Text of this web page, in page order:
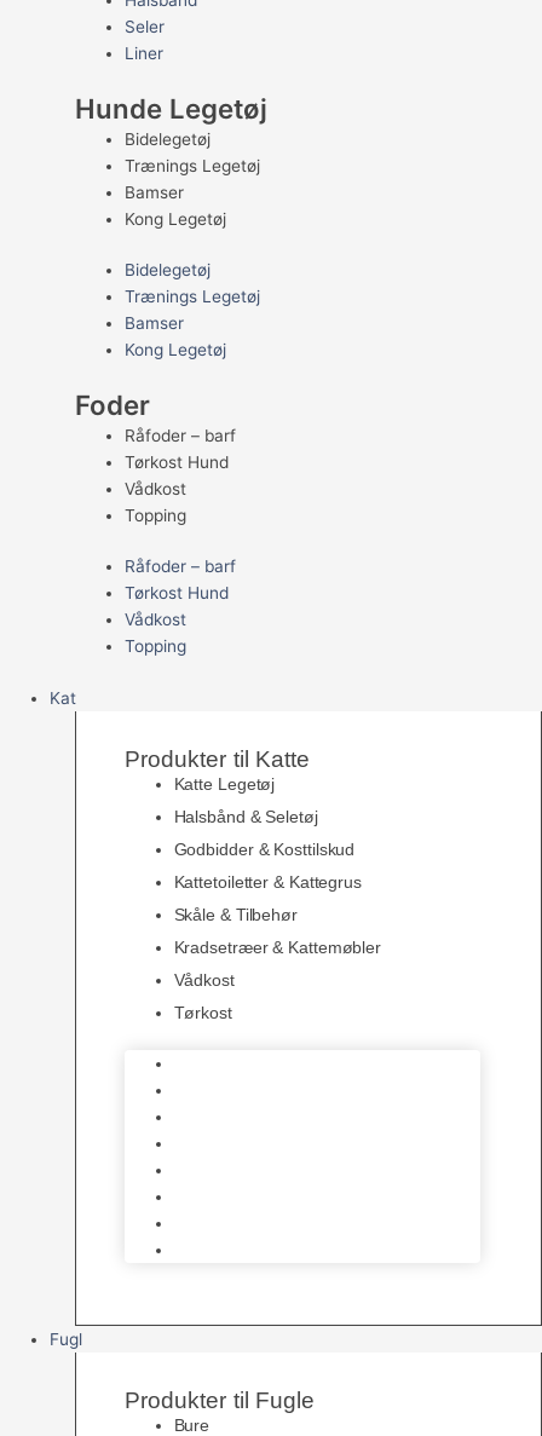
Seler
Liner
Hunde Legetøj
Bidelegetøj
Trænings Legetøj
Bamser
Kong Legetøj
Bidelegetøj
Trænings Legetøj
Bamser
Kong Legetøj
Foder
Råfoder – barf
Tørkost Hund
Vådkost
Topping
Råfoder – barf
Tørkost Hund
Vådkost
Topping
Kat
Produkter til Katte
Katte Legetøj
Halsbånd & Seletøj
Godbidder & Kosttilskud
Kattetoiletter & Kattegrus
Skåle & Tilbehør
Kradsetræer & Kattemøbler
Vådkost
Tørkost
Fugl
Produkter til Fugle
Bure